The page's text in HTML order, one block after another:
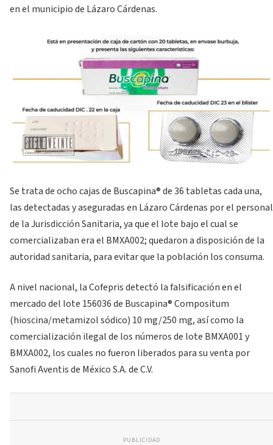
en el municipio de Lázaro Cárdenas.
Se trata de ocho cajas de Buscapina®️ de 36 tabletas cada una,
las detectadas y aseguradas en Lázaro Cárdenas por el personal
de la Jurisdicción Sanitaria, ya que el lote bajo el cual se
comercializaban era el BMXA002; quedaron a disposición de la
autoridad sanitaria, para evitar que la población los consuma.
A nivel nacional, la Cofepris detectó la falsificación en el
mercado del lote 156036 de Buscapina®️ Compositum
(hioscina/metamizol sódico) 10 mg/250 mg, así como la
comercialización ilegal de los números de lote BMXA001 y
BMXA002, los cuales no fueron liberados para su venta por
Sanofi Aventis de México S.A. de C.V.
PUBLICIDAD